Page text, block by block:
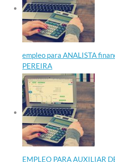
empleo para ANALISTA
PEREIRA
EMPLEO PARA AUXILIAR